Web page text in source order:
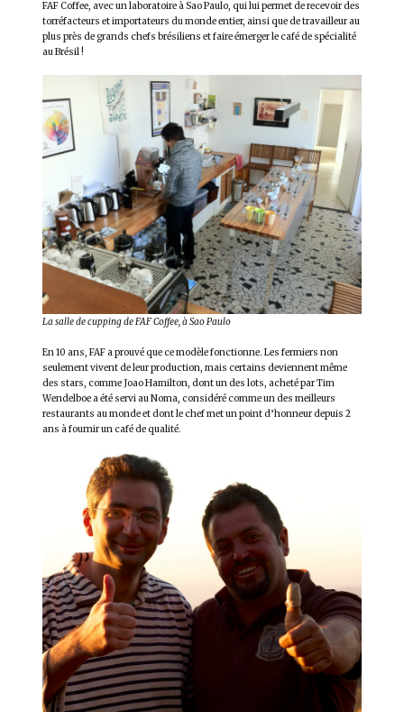
FAF Coffee, avec un laboratoire à Sao Paulo, qui lui permet de recevoir des
torréfacteurs et importateurs du monde entier, ainsi que de travailleur au
plus près de grands chefs brésiliens et faire émerger le café de spécialité
au Brésil !
La salle de cupping de FAF Coffee, à Sao Paulo
En 10 ans, FAF a prouvé que ce modèle fonctionne. Les fermiers non
seulement vivent de leur production, mais certains deviennent même
des stars, comme Joao Hamilton, dont un des lots, acheté par Tim
Wendelboe a été servi au Noma, considéré comme un des meilleurs
restaurants au monde et dont le chef met un point d’honneur depuis 2
ans à fournir un café de qualité.